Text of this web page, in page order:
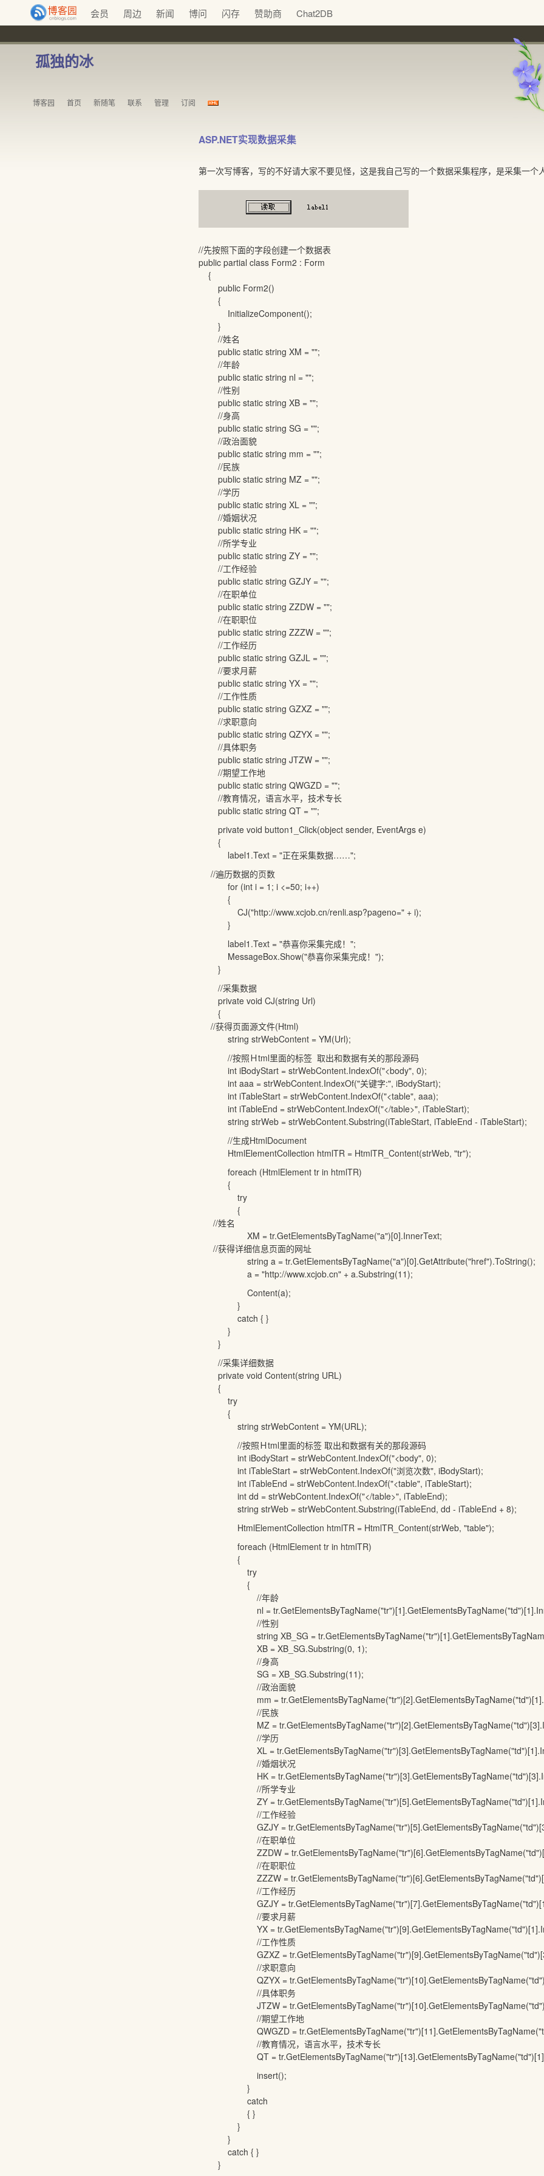
会员 周边 新闻 博问 闪存 赞助商 Chat2DB
孤独的冰
博客园 首页 新随笔 联系 管理 订阅
ASP.NET实现数据采集
第一次写博客，写的不好请大家不要见怪，这是我自己写的一个数据采集程序，是采集一个
//先按照下面的字段创建一个数据表
public partial class Form2 : Form
{
public Form2()
{
InitializeComponent();
}
//姓名
public static string XM = "";
//年龄
public static string nl = "";
//性别
public static string XB = "";
//身高
public static string SG = "";
//政治面貌
public static string mm = "";
//民族
public static string MZ = "";
//学历
public static string XL = "";
//婚姻状况
public static string HK = "";
//所学专业
public static string ZY = "";
//工作经验
public static string GZJY = "";
//在职单位
public static string ZZDW = "";
//在职职位
public static string ZZZW = "";
//工作经历
public static string GZJL = "";
//要求月薪
public static string YX = "";
//工作性质
public static string GZXZ = "";
//求职意向
public static string QZYX = "";
//具体职务
public static string JTZW = "";
//期望工作地
public static string QWGZD = "";
//教育情况，语言水平，技术专长
public static string QT = "";
private void button1_Click(object sender, EventArgs e)
{
label1.Text = "正在采集数据……";
//遍历数据的页数
for (int i = 1; i <=50; i++)
{
CJ("http://www.xcjob.cn/renli.asp?pageno=" + i);
}
label1.Text = "恭喜你采集完成！";
MessageBox.Show("恭喜你采集完成！");
}
//采集数据
private void CJ(string Url)
{
//获得页面源文件(Html)
string strWebContent = YM(Url);
//按照Ｈtml里面的标签 取出和数据有关的那段源码
int iBodyStart = strWebContent.IndexOf("<body", 0);
int aaa = strWebContent.IndexOf("关键字:", iBodyStart);
int iTableStart = strWebContent.IndexOf("<table", aaa);
int iTableEnd = strWebContent.IndexOf("</table>", iTableStart);
string strWeb = strWebContent.Substring(iTableStart, iTableEnd - iTableStart);
//生成HtmlDocument
HtmlElementCollection htmlTR = HtmlTR_Content(strWeb, "tr");
foreach (HtmlElement tr in htmlTR)
{
try
{
//姓名
XM = tr.GetElementsByTagName("a")[0].InnerText;
//获得详细信息页面的网址
string a = tr.GetElementsByTagName("a")[0].GetAttribute("href").ToString();
a = "http://www.xcjob.cn" + a.Substring(11);
Content(a);
}
catch { }
}
}
//采集详细数据
private void Content(string URL)
{
try
{
string strWebContent = YM(URL);
//按照Ｈtml里面的标签 取出和数据有关的那段源码
int iBodyStart = strWebContent.IndexOf("<body", 0);
int iTableStart = strWebContent.IndexOf("浏览次数", iBodyStart);
int iTableEnd = strWebContent.IndexOf("<table", iTableStart);
int dd = strWebContent.IndexOf("</table>", iTableEnd);
string strWeb = strWebContent.Substring(iTableEnd, dd - iTableEnd + 8);
HtmlElementCollection htmlTR = HtmlTR_Content(strWeb, "table");
foreach (HtmlElement tr in htmlTR)
{
try
{
//年龄
nl =
//性别
string XB_SG =
XB = XB_SG.Substring(0, 1);
//身高
SG = XB_SG.Substring(11);
//政治面貌
mm =
//民族
MZ =
//学历
XL =
//婚烟状况
HK =
//所学专业
ZY =
//工作经验
GZJY =
//在职单位
ZZDW =
//在职职位
ZZZW =
//工作经历
GZJY =
//要求月薪
YX =
//工作性质
GZXZ =
//求职意向
QZYX =
//具体职务
JTZW =
//期望工作地
QWGZD =
//教育情况，语言水平，技术专长
QT =
insert();
}
catch
{ }
}
}
catch { }
}